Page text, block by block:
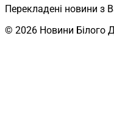
Перекладені новини з
© 2026 Новини Білого